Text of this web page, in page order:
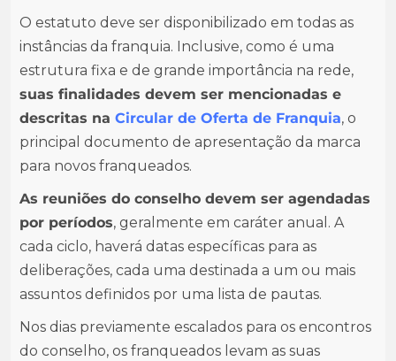
O estatuto deve ser disponibilizado em todas as
instâncias da franquia. Inclusive, como é uma
estrutura fixa e de grande importância na rede,
suas finalidades devem ser mencionadas e
descritas na Circular de Oferta de Franquia, o
principal documento de apresentação da marca
para novos franqueados.
As reuniões do conselho devem ser agendadas
por períodos, geralmente em caráter anual. A
cada ciclo, haverá datas específicas para as
deliberações, cada uma destinada a um ou mais
assuntos definidos por uma lista de pautas.
Nos dias previamente escalados para os encontros
do conselho, os franqueados levam as suas